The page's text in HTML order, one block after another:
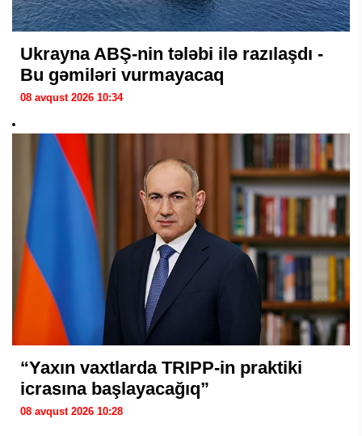
Ukrayna ABŞ-nin tələbi ilə razılaşdı -
Bu gəmiləri vurmayacaq
08 avqust 2026 10:34
“Yaxın vaxtlarda TRIPP-in praktiki
icrasına başlayacağıq”
08 avqust 2026 10:28